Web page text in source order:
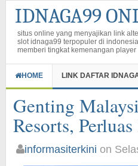
IDNAGA99
situs online yang menyajikan link
slot idnaga99 terpopuler di
memberi tingkat kemenangan player
HOME LINK DAFTAR
Genting
Resorts,
informasiterkini on